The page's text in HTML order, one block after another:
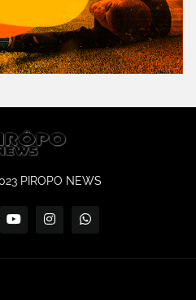
PIROPO NEWS